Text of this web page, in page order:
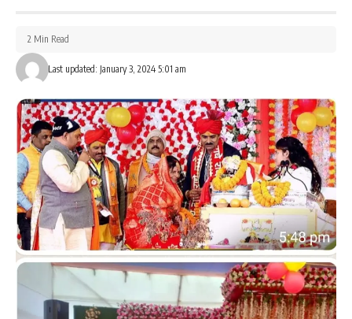
Last updated: January 3, 2024 5:01 am
2 Min Read